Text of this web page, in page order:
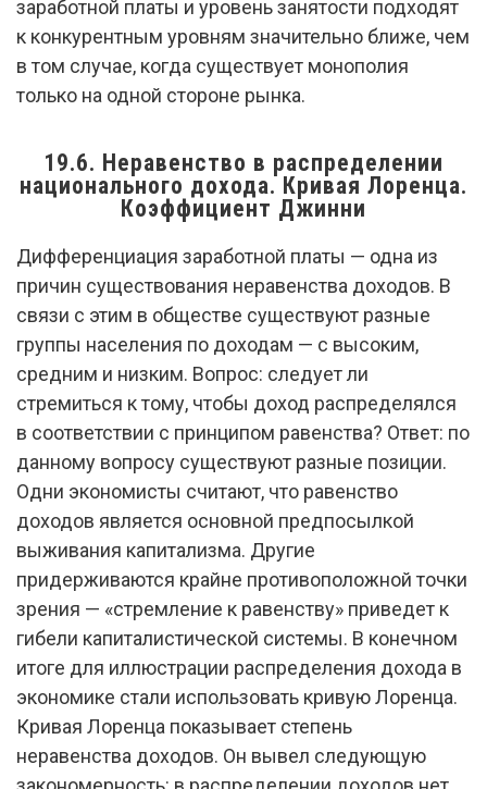
заработной платы и уровень занятости подходят
к конкурентным уровням значительно ближе, чем
в том случае, когда существует монополия
только на одной стороне рынка.
19.6. Неравенство в распределении
национального дохода. Кривая Лоренца.
Коэффициент Джинни
Дифференциация заработной платы — одна из
причин существования неравенства доходов. В
связи с этим в обществе существуют разные
группы населения по доходам — с высоким,
средним и низким. Вопрос: следует ли
стремиться к тому, чтобы доход распределялся
в соответствии с принципом равенства? Ответ: по
данному вопросу существуют разные позиции.
Одни экономисты считают, что равенство
доходов является основной предпосылкой
выживания капитализма. Другие
придерживаются крайне противоположной точки
зрения — «стремление к равенству» приведет к
гибели капиталистической системы. В конечном
итоге для иллюстрации распределения дохода в
экономике стали использовать кривую Лоренца.
Кривая Лоренца показывает степень
неравенства доходов. Он вывел следующую